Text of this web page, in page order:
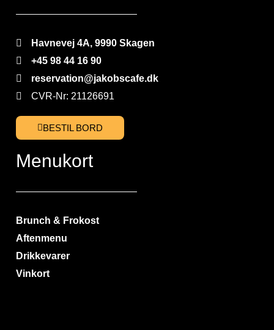
Havnevej 4A, 9990 Skagen
+45 98 44 16 90
reservation@jakobscafe.dk
CVR-Nr: 21126691
BESTIL BORD
Menukort
Brunch & Frokost
Aftenmenu
Drikkevarer
Vinkort